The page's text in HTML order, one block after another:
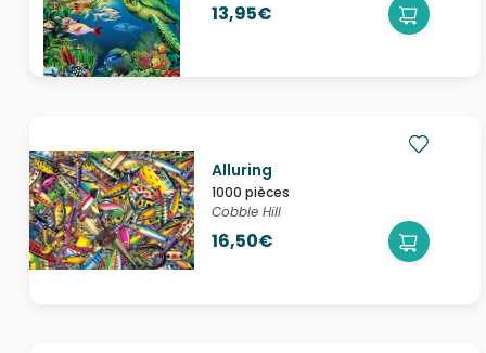
13,95€
Alluring
1000 pièces
Cobble Hill
16,50€